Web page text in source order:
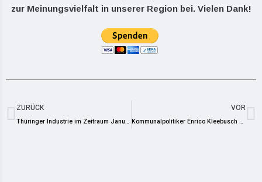
zur Meinungsvielfalt in unserer Region bei. Vielen Dank!
ZURÜCK
Thüringer Industrie im Zeitraum Januar bis November 2023
VOR
Kommunalpolitiker Enrico Kleebusch verlässt die SPD